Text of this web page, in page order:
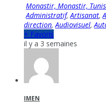
Monastir, Monastir,
Administratif, Artisanat,
direction, Audiovisuel,
+ Favoris
il y a 3 semaines
IMEN